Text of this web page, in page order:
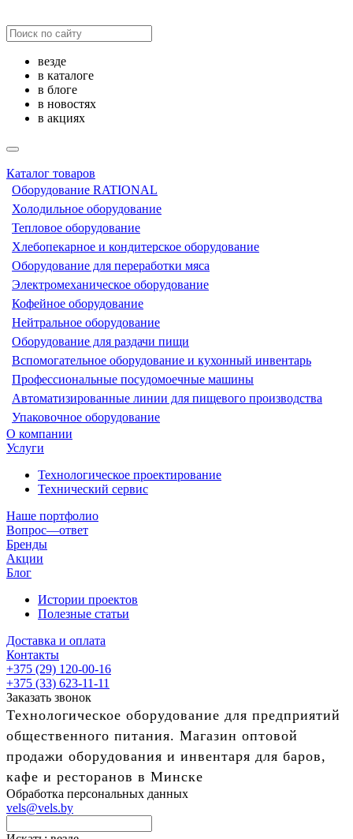
везде
в каталоге
в блоге
в новостях
в акциях
Каталог товаров
Оборудование RATIONAL
Холодильное оборудование
Тепловое оборудование
Хлебопекарное и кондитерское оборудование
Оборудование для переработки мяса
Электромеханическое оборудование
Кофейное оборудование
Нейтральное оборудование
Оборудование для раздачи пищи
Вспомогательное оборудование и кухонный инвентарь
Профессиональные посудомоечные машины
Автоматизированные линии для пищевого производства
Упаковочное оборудование
О компании
Услуги
Технологическое проектирование
Технический сервис
Наше портфолио
Вопрос—ответ
Бренды
Акции
Блог
Истории проектов
Полезные статьи
Доставка и оплата
Контакты
+375 (29) 120-00-16
+375 (33) 623-11-11
Заказать звонок
Технологическое оборудование для предприятий
общественного питания. Магазин оптовой
продажи оборудования и инвентаря для баров,
кафе и ресторанов в Минске
Обработка персональных данных
vels@vels.by